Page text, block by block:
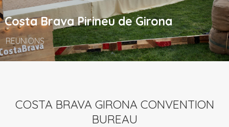
Costa Brava Pirineu de Girona
REUNIONS
COSTA BRAVA GIRONA CONVENTION
BUREAU